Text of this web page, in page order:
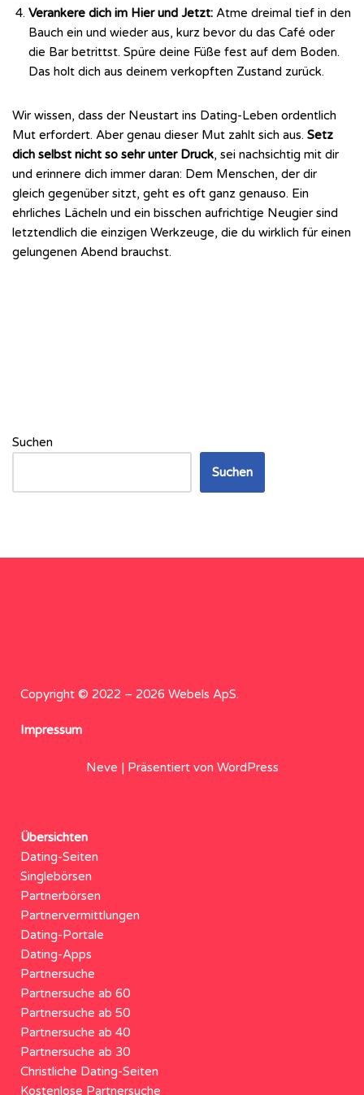
Verankere dich im Hier und Jetzt: Atme dreimal tief in den
Bauch ein und wieder aus, kurz bevor du das Café oder
die Bar betrittst. Spüre deine Füße fest auf dem Boden.
Das holt dich aus deinem verkopften Zustand zurück.
Wir wissen, dass der Neustart ins Dating-Leben ordentlich
Mut erfordert. Aber genau dieser Mut zahlt sich aus. Setz
dich selbst nicht so sehr unter Druck, sei nachsichtig mit dir
und erinnere dich immer daran: Dem Menschen, der dir
gleich gegenüber sitzt, geht es oft ganz genauso. Ein
ehrliches Lächeln und ein bisschen aufrichtige Neugier sind
letztendlich die einzigen Werkzeuge, die du wirklich für einen
gelungenen Abend brauchst.
Suchen
Suchen
Copyright © 2022 – 2026 Webels ApS.
Impressum
Neve | Präsentiert von WordPress
Übersichten
Dating-Seiten
Singlebörsen
Partnerbörsen
Partnervermittlungen
Dating-Portale
Dating-Apps
Partnersuche
Partnersuche ab 60
Partnersuche ab 50
Partnersuche ab 40
Partnersuche ab 30
Christliche Dating-Seiten
Kostenlose Partnersuche